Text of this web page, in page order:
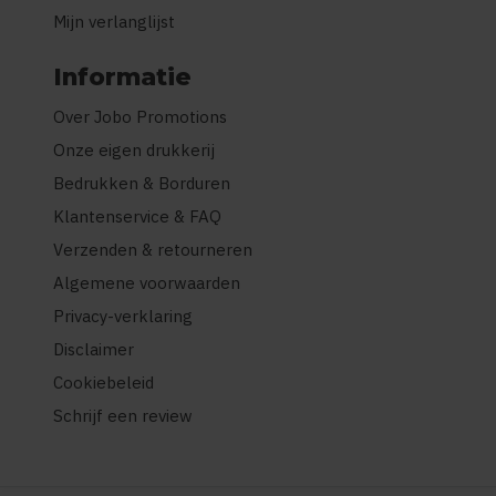
Mijn verlanglijst
Informatie
Over Jobo Promotions
Onze eigen drukkerij
Bedrukken & Borduren
Klantenservice & FAQ
Verzenden & retourneren
Algemene voorwaarden
Privacy-verklaring
Disclaimer
Cookiebeleid
Schrijf een review